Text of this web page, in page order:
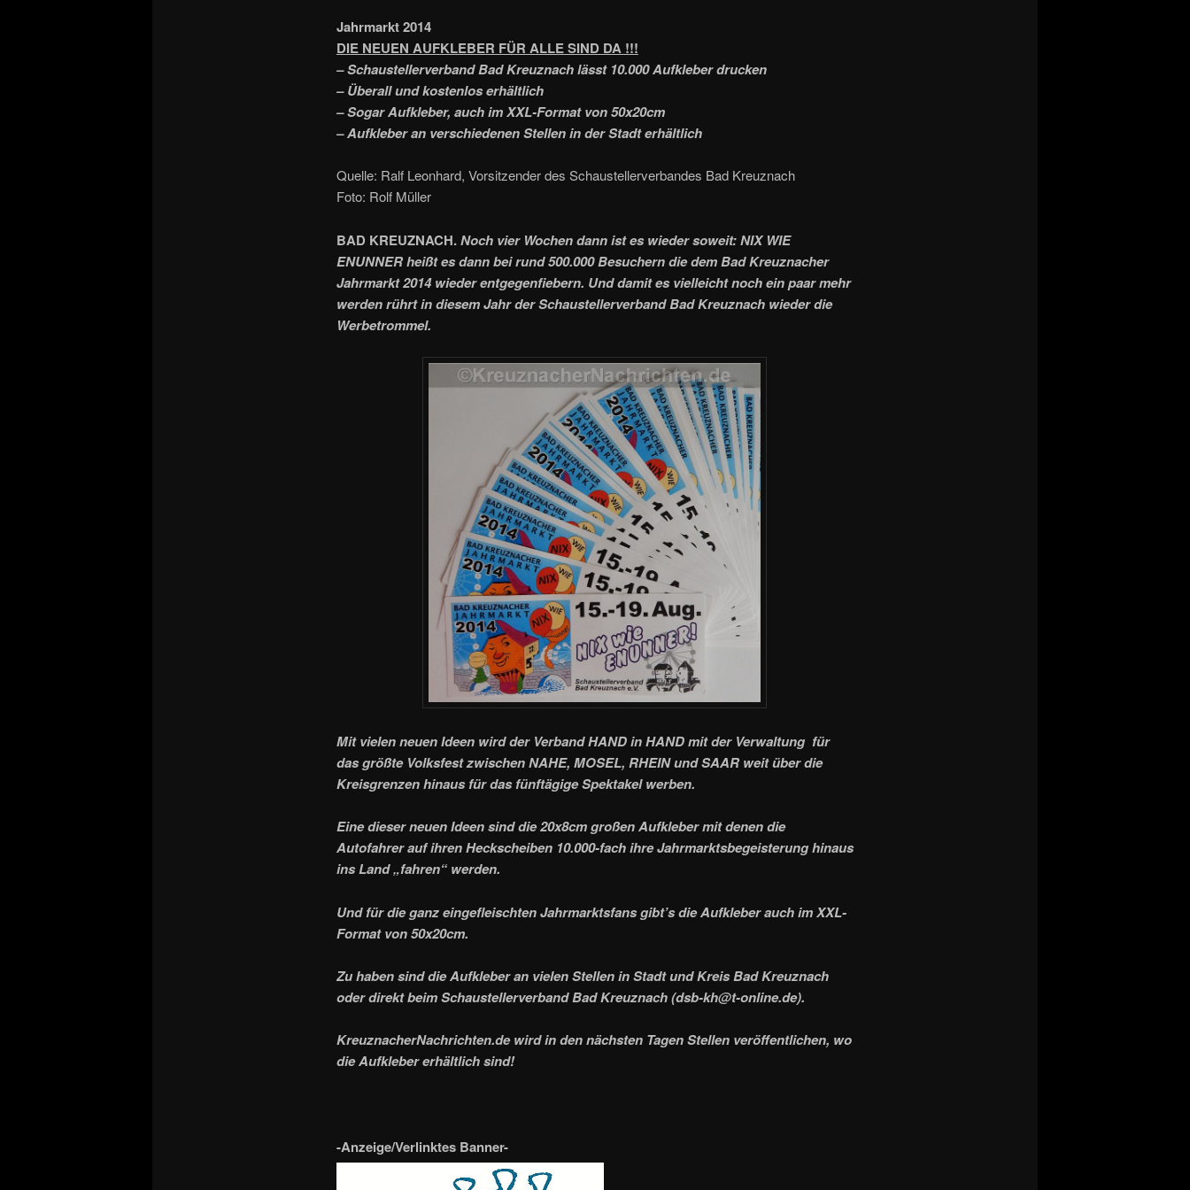
Jahrmarkt 2014
DIE NEUEN AUFKLEBER FÜR ALLE SIND DA !!!
– Schaustellerverband Bad Kreuznach lässt 10.000 Aufkleber drucken
– Überall und kostenlos erhältlich
– Sogar Aufkleber, auch im XXL-Format von 50x20cm
– Aufkleber an verschiedenen Stellen in der Stadt erhältlich
Quelle: Ralf Leonhard, Vorsitzender des Schaustellerverbandes Bad Kreuznach
Foto: Rolf Müller
BAD KREUZNACH.Noch vier Wochen dann ist es wieder soweit: NIX WIE
ENUNNER heißt es dann bei rund 500.000 Besuchern die dem Bad Kreuznacher
Jahrmarkt 2014 wieder entgegenfiebern. Und damit es vielleicht noch ein paar mehr
werden rührt in diesem Jahr der Schaustellerverband Bad Kreuznach wieder die
Werbetrommel.
Mit vielen neuen Ideen wird der Verband HAND in HAND mit der Verwaltung für
das größte Volksfest zwischen NAHE, MOSEL, RHEIN und SAAR weit über die
Kreisgrenzen hinaus für das fünftägige Spektakel werben.
Eine dieser neuen Ideen sind die 20x8cm großen Aufkleber mit denen die
Autofahrer auf ihren Heckscheiben 10.000-fach ihre Jahrmarktsbegeisterung hinaus
ins Land „fahren“ werden.
Und für die ganz eingefleischten Jahrmarktsfans gibt’s die Aufkleber auch im XXL-
Format von 50x20cm.
Zu haben sind die Aufkleber an vielen Stellen in Stadt und Kreis Bad Kreuznach
oder direkt beim Schaustellerverband Bad Kreuznach (dsb-kh@t-online.de).
KreuznacherNachrichten.de wird in den nächsten Tagen Stellen veröffentlichen, wo
die Aufkleber erhältlich sind!
-Anzeige/Verlinktes Banner-